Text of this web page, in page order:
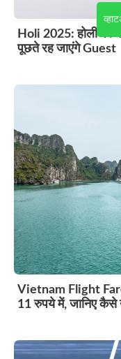
Holi 2025: होली पर
पूछते रह जाएंगे Guest
Vietnam Flight
11 रुपये में, जानिए कैसे